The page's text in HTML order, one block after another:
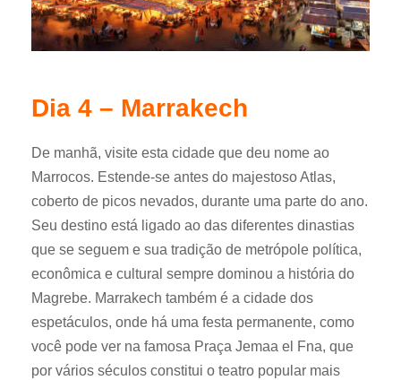
Dia 4 – Marrakech
De manhã, visite esta cidade que deu nome ao
Marrocos. Estende-se antes do majestoso Atlas,
coberto de picos nevados, durante uma parte do ano.
Seu destino está ligado ao das diferentes dinastias
que se seguem e sua tradição de metrópole política,
econômica e cultural sempre dominou a história do
Magrebe. Marrakech também é a cidade dos
espetáculos, onde há uma festa permanente, como
você pode ver na famosa Praça Jemaa el Fna, que
por vários séculos constitui o teatro popular mais